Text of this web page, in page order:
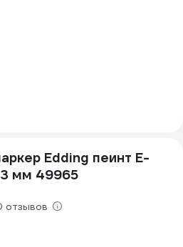
Edding пеинт E-
мм 49965
отзывов